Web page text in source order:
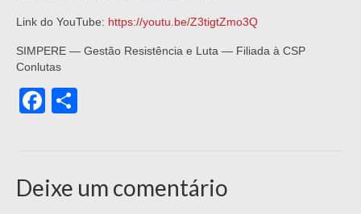
Link do YouTube: https://youtu.be/Z3tigtZmo3Q
SIMPERE — Gestão Resistência e Luta — Filiada à CSP
Conlutas
Facebook
Deixe um comentário